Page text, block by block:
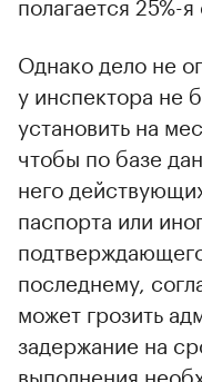
Однако дело не
у инспектора не
установить на
чтобы по базе
него
паспорта или
последнему,
может грозить
задержание на
выполнения